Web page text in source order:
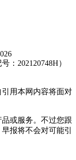
：202120748H）
用本网内容将面对
或服务。不过您跟
报将不会对可能引